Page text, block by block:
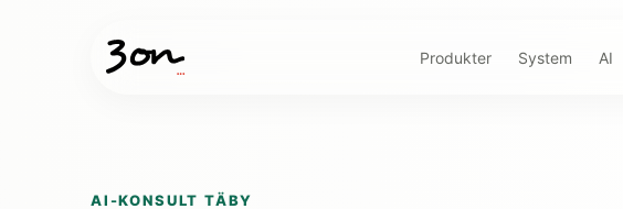
Produkter System AI
AI-KONSULT TÄBY